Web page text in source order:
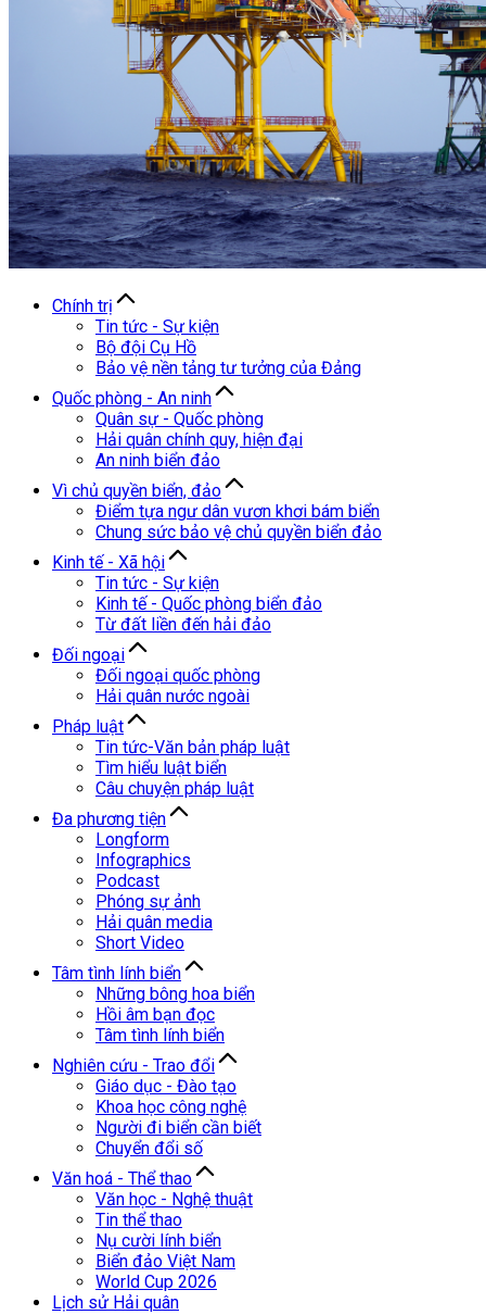
Chính trị
Tin tức - Sự kiện
Bộ đội Cụ Hồ
Bảo vệ nền tảng tư tưởng của Đảng
Quốc phòng - An ninh
Quân sự - Quốc phòng
Hải quân chính quy, hiện đại
An ninh biển đảo
Vì chủ quyền biển, đảo
Điểm tựa ngư dân vươn khơi bám biển
Chung sức bảo vệ chủ quyền biển đảo
Kinh tế - Xã hội
Tin tức - Sự kiện
Kinh tế - Quốc phòng biển đảo
Từ đất liền đến hải đảo
Đối ngoại
Đối ngoại quốc phòng
Hải quân nước ngoài
Pháp luật
Tin tức-Văn bản pháp luật
Tìm hiểu luật biển
Câu chuyện pháp luật
Đa phương tiện
Longform
Infographics
Podcast
Phóng sự ảnh
Hải quân media
Short Video
Tâm tình lính biển
Những bông hoa biển
Hồi âm bạn đọc
Tâm tình lính biển
Nghiên cứu - Trao đổi
Giáo dục - Đào tạo
Khoa học công nghệ
Người đi biển cần biết
Chuyển đổi số
Văn hoá - Thể thao
Văn học - Nghệ thuật
Tin thể thao
Nụ cười lính biển
Biển đảo Việt Nam
World Cup 2026
Lịch sử Hải quân